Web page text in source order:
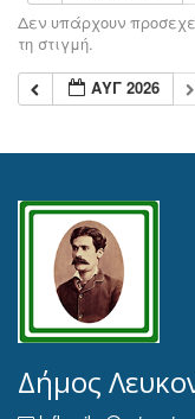
Δεν υπάρχουν
τη στιγμή.
ΑΥΓ 2026
Δήμος